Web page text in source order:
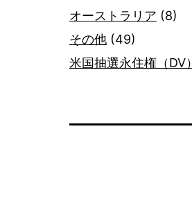
オーストラリア (8)
その他 (49)
米国抽選永住権（DV）